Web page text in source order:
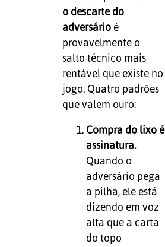
o descarte do
adversárioé
provavelmente o
salto técnico mais
rentável que existe no
jogo. Quatro padrões
que valem ouro:
Compra do lixo é
assinatura.
Quando o
adversário pega
a pilha, ele está
dizendo em voz
alta que a carta
do topo